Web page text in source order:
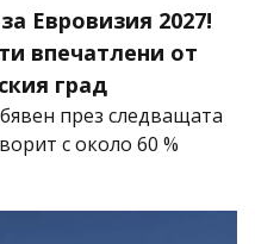
Евровизия 2027!
впечатлени от
град
през следващата
с около 60 %